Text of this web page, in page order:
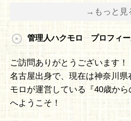
→もっと見
管理人ハクモロ プロフィ
ご訪問ありがとうございます！
名古屋出身で、現在は神奈川県
モロが運営している『40歳から
へようこそ！